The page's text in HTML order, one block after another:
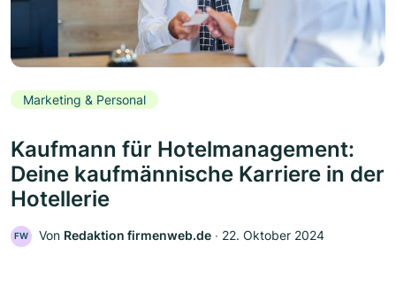
Marketing & Personal
Kaufmann für Hotelmanagement:
Deine kaufmännische Karriere in der
Hotellerie
FW Von Redaktion firmenweb.de ‧ 22. Oktober 2024